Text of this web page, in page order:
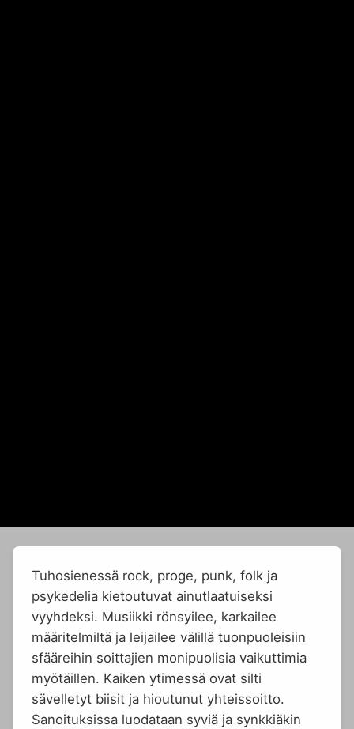
Tuhosienessä rock, proge, punk, folk ja
psykedelia kietoutuvat ainutlaatuiseksi
vyyhdeksi. Musiikki rönsyilee, karkailee
määritelmiltä ja leijailee välillä tuonpuoleisiin
sfääreihin soittajien monipuolisia vaikuttimia
myötäillen. Kaiken ytimessä ovat silti
sävelletyt biisit ja hioutunut yhteissoitto.
Sanoituksissa luodataan syviä ja synkkiäkin